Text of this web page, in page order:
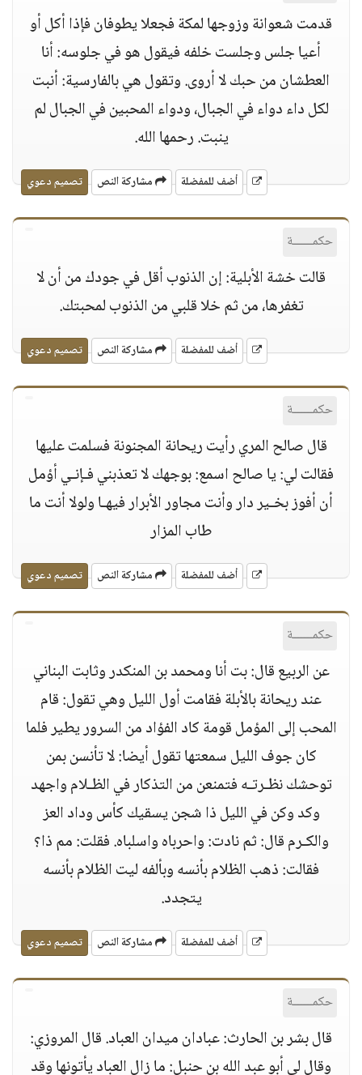
قدمت شعوانة وزوجها لمكة فجعلا يطوفان فإذا أكل أو
أعيا جلس وجلست خلفه فيقول هو في جلوسه: أنا
العطشان من حبك لا أروى. وتقول هي بالفارسية: أنبت
لكل داء دواء في الجبال، ودواء المحبين في الجبال لم
ينبت. رحمها الله.
أضف للمفضلة مشاركة النص تصميم دعوي
حكمــــــة
قالت خشة الأبلية: إن الذنوب أقل في جودك من أن لا
تغفرها، من ثم خلا قلبي من الذنوب لمحبتك.
أضف للمفضلة مشاركة النص تصميم دعوي
حكمــــــة
قال صالح المري رأيت ريحانة المجنونة فسلمت عليها
فقالت لي: يا صالح اسمع: بوجهك لا تعذبني فـإنـي أؤمل
أن أفوز بخـير دار وأنت مجاور الأبرار فيهـا ولولا أنت ما
طاب المزار
أضف للمفضلة مشاركة النص تصميم دعوي
حكمــــــة
عن الربيع قال: بت أنا ومحمد بن المنكدر وثابت البناني
عند ريحانة بالأبلة فقامت أول الليل وهي تقول: قام
المحب إلى المؤمل قومة كاد الفؤاد من السرور يطير فلما
كان جوف الليل سمعتها تقول أيضا: لا تأنسن بمن
توحشك نظـرتـه فتمنعن من التذكار في الظـلام واجهد
وكد وكن في الليل ذا شجن يسقيك كأس وداد العز
والكـرم قال: ثم نادت: واحرباه واسلباه. فقلت: مم ذا؟
فقالت: ذهب الظلام بأنسه وبألفه ليت الظلام بأنسه
يتجدد.
أضف للمفضلة مشاركة النص تصميم دعوي
حكمــــــة
قال بشر بن الحارث: عبادان ميدان العباد. قال المروزي:
وقال لي أبو عبد الله بن حنبل: ما زال العباد يأتونها وقد